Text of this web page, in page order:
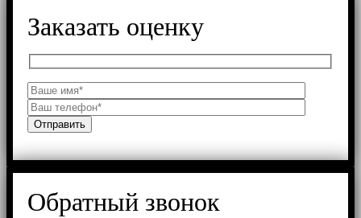
Заказать оценку
Обратный звонок